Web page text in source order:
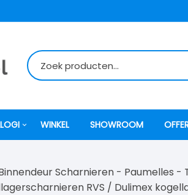
WINKEL SHOWROOM
Scharnieren - Paumelles -
RVS / Dulimex